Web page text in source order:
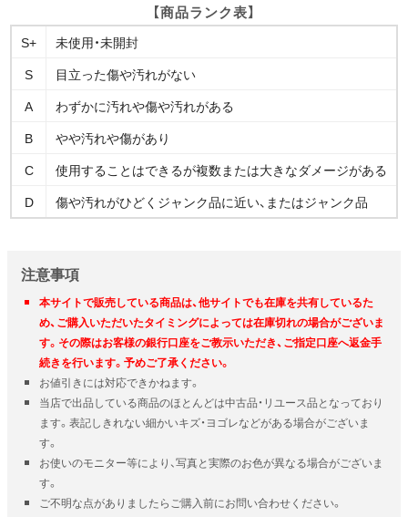
【商品ランク表】
S+
未使用・未開封
S
目立った傷や汚れがない
A
わずかに汚れや傷や汚れがある
B
やや汚れや傷があり
C
使用することはできるが複数または大きなダメージがある
D
傷や汚れがひどくジャンク品に近い、またはジャンク品
注意事項
本サイトで販売している商品は、他サイトでも在庫を共有しているた
め、ご購入いただいたタイミングによっては在庫切れの場合がございま
す。その際はお客様の銀行口座をご教示いただき、ご指定口座へ返金手
続きを行います。予めご了承ください。
お値引きには対応できかねます。
当店で出品している商品のほとんどは中古品・リユース品となっており
ます。表記しきれない細かいキズ・ヨゴレなどがある場合がございま
す。
お使いのモニター等により、写真と実際のお色が異なる場合がございま
す。
ご不明な点がありましたらご購入前にお問い合わせください。